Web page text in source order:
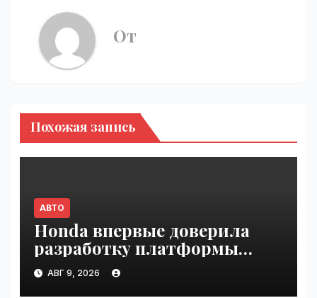
От
Похожая запись
АВТО
Honda впервые доверила
разработку платформы
индийской компании Tata
Technologies | VseTime.ru
АВГ 9, 2026